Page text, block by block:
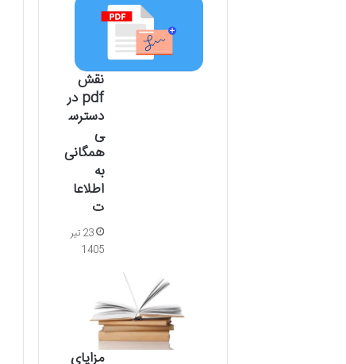
نقش
pdf در
دسترس
ی
همگانی
به
اطلاعا
ت
23 تیر
1405
مزایای